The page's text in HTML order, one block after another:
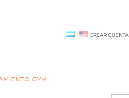
CREAR CUENTA
GYM